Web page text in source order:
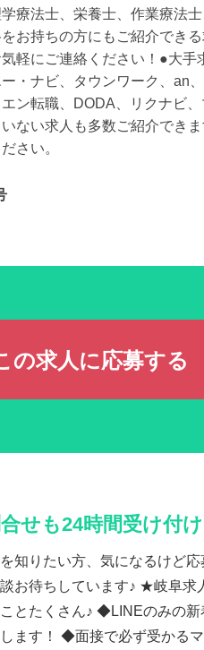
療法士、栄養士、作業療法
お持ちの方にもご紹介でき
軽にご連絡ください！●大手
・ナビ、タウンワーク、an
ン転職、DODA、リクナビ
ない求人も多数ご紹介でき
さい。
の求人に応募する
せも24時間受け付
知りたい方、気になるけど
お待ちしています♪ ★岐阜求
とたくさん♪ ◆LINEのみの
ます！ ◆面接で必ず受かる